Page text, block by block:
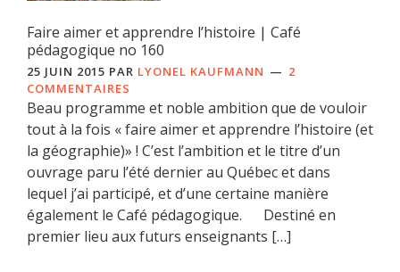
Faire aimer et apprendre l’histoire | Café
pédagogique no 160
25 JUIN 2015 PAR LYONEL KAUFMANN
2
COMMENTAIRES
Beau programme et noble ambition que de vouloir
tout à la fois « faire aimer et apprendre l’histoire (et
la géographie)» ! C’est l’ambition et le titre d’un
ouvrage paru l’été dernier au Québec et dans
lequel j’ai participé, et d’une certaine manière
également le Café pédagogique. Destiné en
premier lieu aux futurs enseignants […]